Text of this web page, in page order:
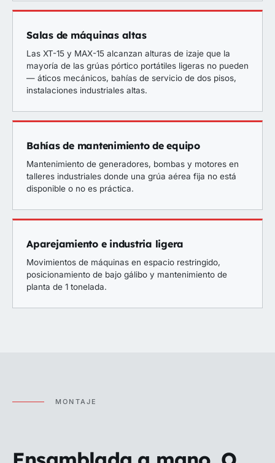
Salas de máquinas altas
Las XT-15 y MAX-15 alcanzan alturas de izaje que la
mayoría de las grúas pórtico portátiles ligeras no pueden
— áticos mecánicos, bahías de servicio de dos pisos,
instalaciones industriales altas.
Bahías de mantenimiento de equipo
Mantenimiento de generadores, bombas y motores en
talleres industriales donde una grúa aérea fija no está
disponible o no es práctica.
Aparejamiento e industria ligera
Movimientos de máquinas en espacio restringido,
posicionamiento de bajo gálibo y mantenimiento de
planta de 1 tonelada.
MONTAJE